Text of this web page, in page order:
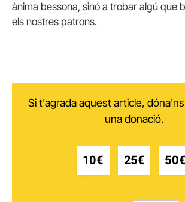
ànima bessona, sinó a trobar algú que
els nostres patrons.
Si t'agrada aquest article,
una donació.
10€ 25€ 50€